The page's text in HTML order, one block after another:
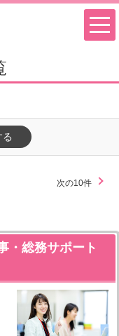
次の10件
・総務サポート